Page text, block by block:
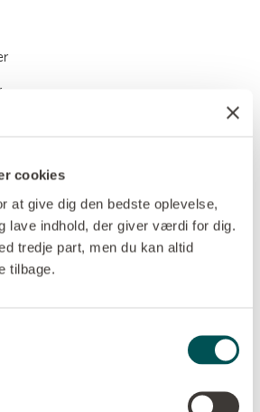
cookies
at give dig den bedste oplevelse,
lave indhold, der giver værdi for dig.
tredje part, men du kan altid
tilbage.
væsentlige arkitektoniske
op mod haven, og den
i sin helhed. Tag, facader og